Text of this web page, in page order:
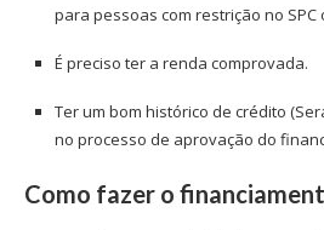
para pessoas com restrição no SPC
É preciso ter a renda comprovada.
Ter um bom histórico de crédito
no processo de aprovação do
Como fazer o